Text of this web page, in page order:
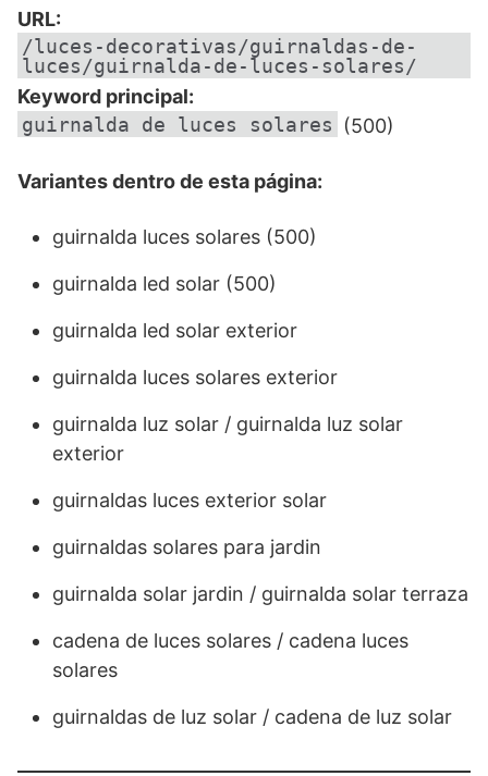
URL:
/luces-decorativas/guirnaldas-de-
luces/guirnalda-de-luces-solares/
Keyword principal:
guirnalda de luces solares
(500)
Variantes dentro de esta página:
guirnalda luces solares (500)
guirnalda led solar (500)
guirnalda led solar exterior
guirnalda luces solares exterior
guirnalda luz solar / guirnalda luz solar
exterior
guirnaldas luces exterior solar
guirnaldas solares para jardin
guirnalda solar jardin / guirnalda solar terraza
cadena de luces solares / cadena luces
solares
guirnaldas de luz solar / cadena de luz solar